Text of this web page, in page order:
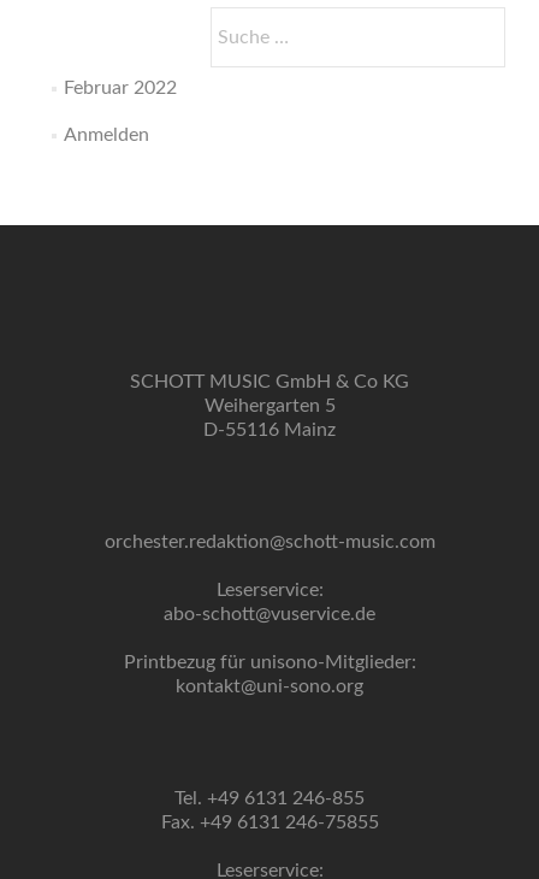
nach:
Februar 2022
Anmelden
SCHOTT MUSIC GmbH & Co KG
Weihergarten 5
D-55116 Mainz
orchester.redaktion@schott-music.com
Leserservice:
abo-schott@vuservice.de
Printbezug für unisono-Mitglieder:
kontakt@uni-sono.org
Tel. +49 6131 246-855
Fax. +49 6131 246-75855
Leserservice: